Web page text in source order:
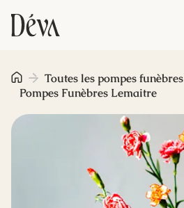
Obsèques
Prévoyance
Monument funéraire
Toutes les pompes funèbres
Pompes Funèbres Lemaitre